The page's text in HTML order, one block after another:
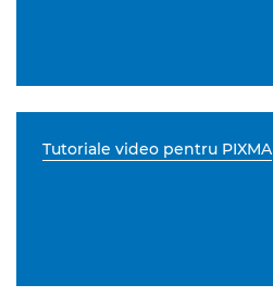
Tutoriale video pentru PIXMA